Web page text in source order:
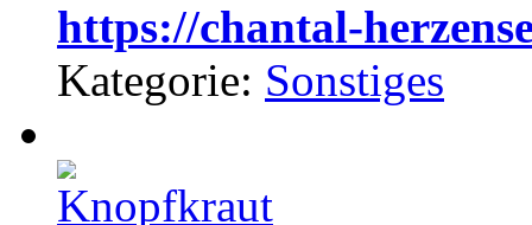
https://chantal-
Kategorie: Sonstiges